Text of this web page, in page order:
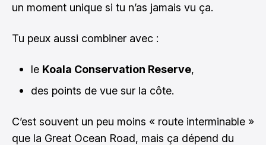
un moment unique si tu n’as jamais vu ça.
Tu peux aussi combiner avec :
le Koala Conservation Reserve,
des points de vue sur la côte.
C’est souvent un peu moins « route interminable »
que la Great Ocean Road, mais ça dépend du